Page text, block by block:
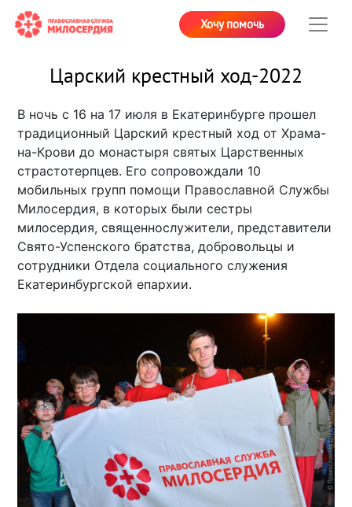
Хочу помочь
Царский крестный ход-2022
В ночь с 16 на 17 июля в Екатеринбурге прошел
традиционный Царский крестный ход от Храма-
на-Крови до монастыря святых Царственных
страстотерпцев. Его сопровождали 10
мобильных групп помощи Православной Службы
Милосердия, в которых были сестры
милосердия, священнослужители, представители
Свято-Успенского братства, добровольцы и
сотрудники Отдела социального служения
Екатеринбургской епархии.